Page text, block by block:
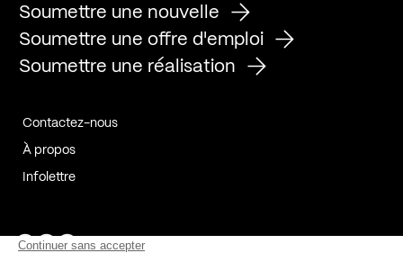
Soumettre une nouvelle
Soumettre une offre d'emploi
Soumettre une réalisation
Contactez-nous
À propos
Infolettre
Page Facebook de Kollectif
Page Instagram de Kollectif
Page Linkedin de Kollectif